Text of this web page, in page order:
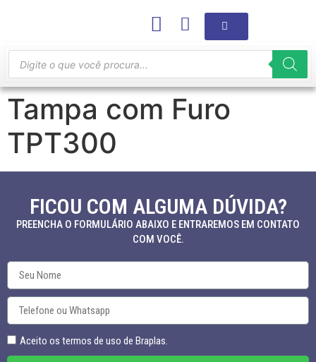
Tampa com Furo
TPT300
FICOU COM ALGUMA DÚVIDA?
PREENCHA O FORMULÁRIO ABAIXO E ENTRAREMOS EM CONTATO
COM VOCÊ.
Aceito os termos de uso de Braplas.